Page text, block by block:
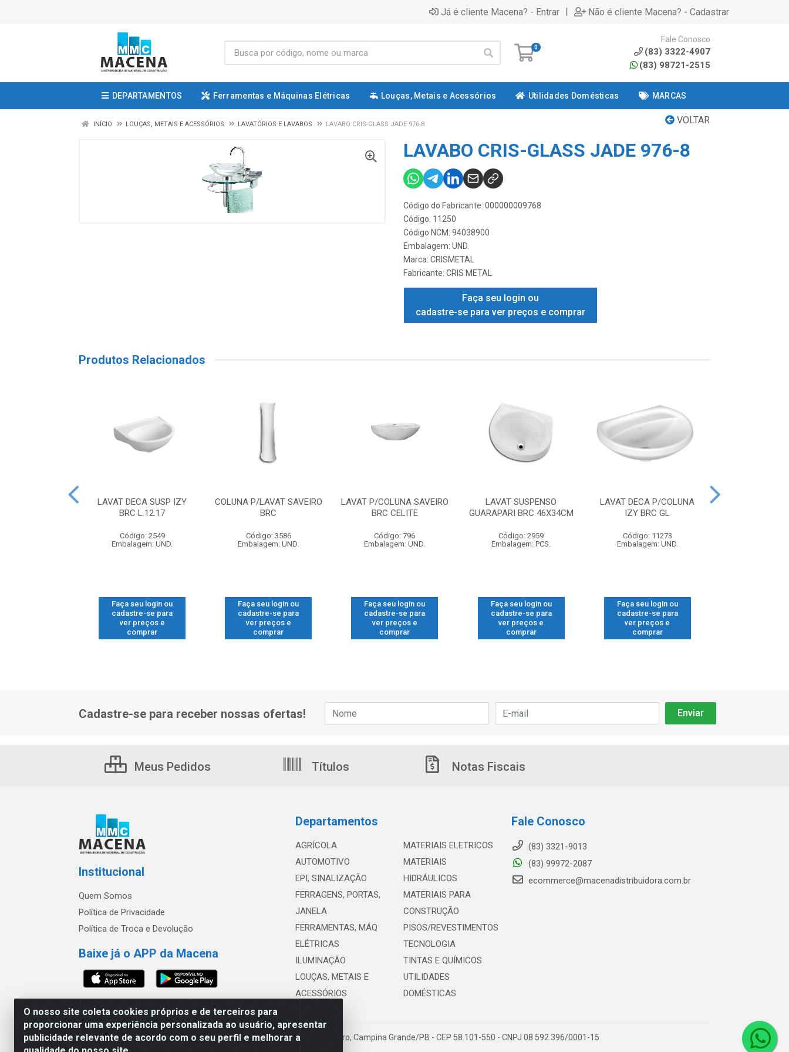
Já é cliente Macena? - Entrar | Não é cliente Macena? - Cadastrar
0
Fale Conosco
(83) 3322-4907
(83) 98721-2515
DEPARTAMENTOS Ferramentas e Máquinas Elétricas Louças, Metais e Acessórios Utilidades Domésticas MARCAS
VOLTAR
INÍCIO LOUÇAS, METAIS E ACESSÓRIOS LAVATÓRIOS E LAVABOS LAVABO CRIS-GLASS JADE 976-8
LAVABO CRIS-GLASS JADE 976-8
Código do Fabricante: 000000009768
Código: 11250
Código NCM: 94038900
Embalagem: UND.
Marca: CRISMETAL
Fabricante: CRIS METAL
Faça seu login ou
cadastre-se para ver preços e comprar
Produtos Relacionados
LAVAT DECA SUSP IZY
BRC L.12.17
Código: 2549
Embalagem: UND.
Faça seu login ou
cadastre-se para
ver preços e
comprar
COLUNA P/LAVAT SAVEIRO
BRC
Código: 3586
Embalagem: UND.
Faça seu login ou
cadastre-se para
ver preços e
comprar
LAVAT P/COLUNA SAVEIRO
BRC CELITE
Código: 796
Embalagem: UND.
Faça seu login ou
cadastre-se para
ver preços e
comprar
LAVAT SUSPENSO
GUARAPARI BRC 46X34CM
Código: 2959
Embalagem: PCS.
Faça seu login ou
cadastre-se para
ver preços e
comprar
LAVAT DECA P/COLUNA
IZY BRC GL
Código: 11273
Embalagem: UND.
Faça seu login ou
cadastre-se para
ver preços e
comprar
O nosso site coleta cookies próprios e de terceiros para
proporcionar uma experiência personalizada ao usuário, apresentar
publicidade relevante de acordo com o seu perfil e melhorar a
Cadastre-se para receber nossas ofertas!
Meus Pedidos Títulos Notas Fiscais
Institucional
Quem Somos
Política de Privacidade
Política de Troca e Devolução
Baixe já o APP da Macena
Departamentos
AGRÍCOLA
AUTOMOTIVO
EPI, SINALIZAÇÃO
FERRAGENS, PORTAS,
JANELA
FERRAMENTAS, MÁQ
ELÉTRICAS
ILUMINAÇÃO
LOUÇAS, METAIS E
ACESSÓRIOS
MATERIAIS ELETRICOS
MATERIAIS
HIDRÁULICOS
MATERIAIS PARA
CONSTRUÇÃO
PISOS/REVESTIMENTOS
TECNOLOGIA
TINTAS E QUÍMICOS
UTILIDADES
DOMÉSTICAS
Fale Conosco
(83) 3321-9013
(83) 99972-2087
ecommerce@macenadistribuidora.com.br
Macena - Rua João Suassuna, 369 - Centro, Campina Grande/PB - CEP 58.101-550 - CNPJ 08.592.396/0001-15